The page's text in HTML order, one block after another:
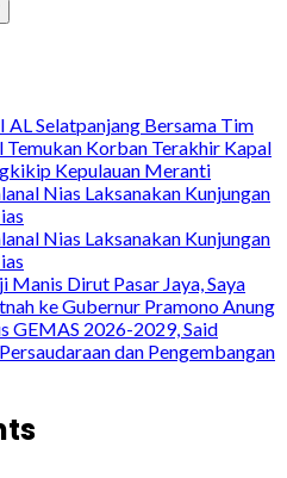
AL Selatpanjang Bersama Tim
Temukan Korban Terakhir Kapal
Kepulauan Meranti
Nias Laksanakan Kunjungan
Nias Laksanakan Kunjungan
Manis Dirut Pasar Jaya, Saya
ke Gubernur Pramono Anung
GEMAS 2026-2029, Said
dan Pengembangan